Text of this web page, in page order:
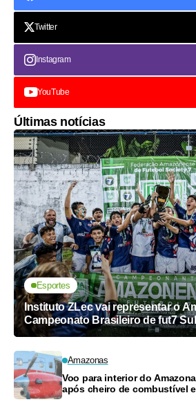
Twitter
Instagram
YouTube
Últimas notícias
Esportes
Instituto ZLec vai representar o
Campeonato Brasileiro de fut7
Amazonas
Voo para interior do
após cheiro de combustível